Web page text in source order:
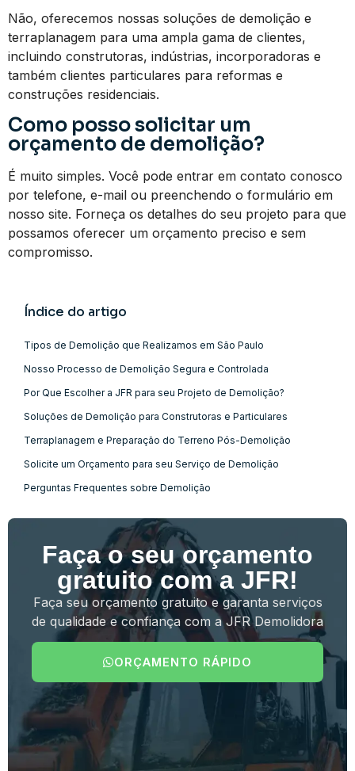
Não, oferecemos nossas soluções de demolição e
terraplanagem para uma ampla gama de clientes,
incluindo construtoras, indústrias, incorporadoras e
também clientes particulares para reformas e
construções residenciais.
Como posso solicitar um
orçamento de demolição?
É muito simples. Você pode entrar em contato conosco
por telefone, e-mail ou preenchendo o formulário em
nosso site. Forneça os detalhes do seu projeto para que
possamos oferecer um orçamento preciso e sem
compromisso.
Índice do artigo
Tipos de Demolição que Realizamos em São Paulo
Nosso Processo de Demolição Segura e Controlada
Por Que Escolher a JFR para seu Projeto de Demolição?
Soluções de Demolição para Construtoras e Particulares
Terraplanagem e Preparação do Terreno Pós-Demolição
Solicite um Orçamento para seu Serviço de Demolição
Perguntas Frequentes sobre Demolição
Faça o seu orçamento
gratuito com a JFR!
Faça seu orçamento gratuito e garanta serviços
de qualidade e confiança com a JFR Demolidora
ORÇAMENTO RÁPIDO